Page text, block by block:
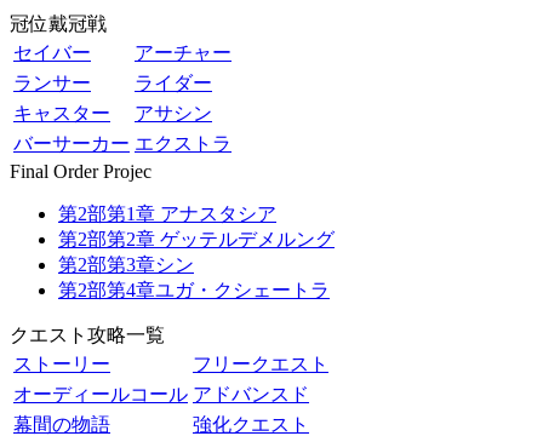
冠位戴冠戦
セイバー
アーチャー
ランサー
ライダー
キャスター
アサシン
バーサーカー エクストラ
Final Order Projec
第2部第1章 アナスタシア
第2部第2章 ゲッテルデメルング
第2部第3章シン
第2部第4章ユガ・クシェートラ
クエスト攻略一覧
ストーリー
フリークエスト
オーディールコール アドバンスド
幕間の物語
強化クエスト